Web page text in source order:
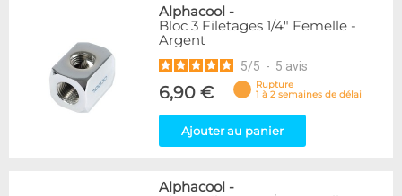
Embouts tubes rigides
110
18
Adaptateurs
338
Marque
Alphacool
52
55
10
Alphacool -
Bloc 3 Filetages 1/4" Femelle -
Argent
5/5 - 5 avis
6,90 €
Rupture
1 à 2 semaines de délai
Ajouter au panier
Alphacool -